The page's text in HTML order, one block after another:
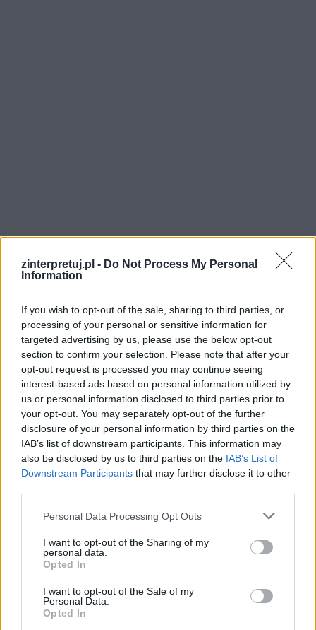
zinterpretuj.pl - Do Not Process My Personal
Information
If you wish to opt-out of the sale, sharing to third parties, or
processing of your personal or sensitive information for
targeted advertising by us, please use the below opt-out
section to confirm your selection. Please note that after your
opt-out request is processed you may continue seeing
interest-based ads based on personal information utilized by
us or personal information disclosed to third parties prior to
your opt-out. You may separately opt-out of the further
disclosure of your personal information by third parties on the
IAB’s list of downstream participants. This information may
also be disclosed by us to third parties on the IAB’s List of
Downstream Participants that may further disclose it to other
Personal Data Processing Opt Outs
I want to opt-out of the Sharing of my
personal data.
Opted In
I want to opt-out of the Sale of my
Personal Data.
Opted In
Aby świat przestawiony można było sobie
wyobrazić i aby był on plastyczny i obrazowy,
poeta wykorzystał epitety (lazurowe tło, błaha
miarka, cherubowe skrzydła, ewangeliczna
łagodność, kościelny próg) oraz wzmacniające
przekazporównania(i jako pro­rok obu­dzo­ny
świ­tem, Nie jako rzeź­ba, lecz jak hymn Le­wi­ty ).
W wierszu występują także abstrakcyjne
metafory(Kto go nie wi­dział, komu nie padł cie­
niem na całe ży­cie jako wą­tek ma­rzeń),
zwiększające wartość artystyczną dzieła.
Adam Krafft – interpretacja
wiersza
Podmiot liryczny w wierszu wyraża
ubolewanie